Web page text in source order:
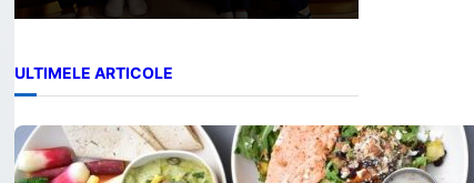
ULTIMELE ARTICOLE